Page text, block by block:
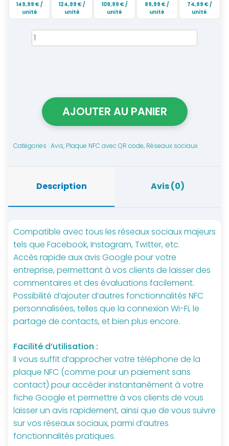
149,99€/
unité
124,99€/
unité
109,99 €/
unité
89,99€/
unité
74,99 €/
unité
quantité
tout-
en-
un
personnalisée
AJOUTER AU PANIER
Catégories :Avis, Plaque NFC avec QR code, Réseaux sociaux
Description Avis (0)
Compatible avec tous les réseaux sociaux majeurs
tels que Facebook, Instagram, Twitter, etc.
Accès rapide aux avis Google pour votre
entreprise, permettant à vos clients de laisser des
commentaires et des évaluations facilement.
Possibilité d’ajouter d’autres fonctionnalités NFC
personnalisées, telles que la connexion Wi-Fi, le
partage de contacts, et bien plus encore.
Facilité d’utilisation :
Il vous suffit d’approcher votre téléphone de la
plaque NFC (comme pour un paiement sans
contact) pour accéder instantanément à votre
fiche Google et permettre à vos clients de vous
laisser un avis rapidement, ainsi que de vous suivre
sur vos réseaux sociaux, parmi d’autres
fonctionnalités pratiques.